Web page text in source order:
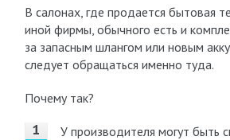
В салонах, где продается бытовая
иной фирмы, обычного есть и
за запасным шлангом или новым
следует обращаться именно туда.
Почему так?
У производителя могут быть